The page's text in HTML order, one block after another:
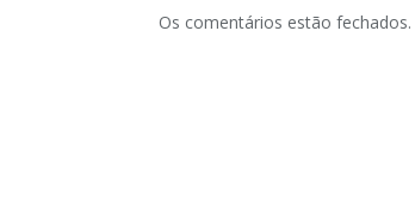
Os comentários estão fechados.